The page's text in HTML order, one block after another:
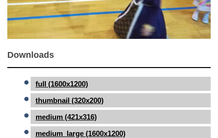
Downloads
full (1600x1200)
thumbnail (320x200)
medium (421x316)
medium_large (1600x1200)